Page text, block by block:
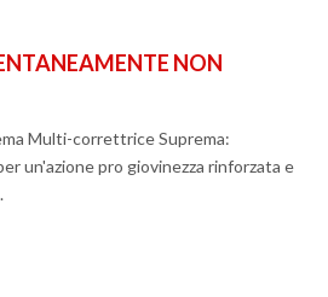
NON
Multi-correttrice Suprema:
un'azione pro giovinezza rinforzata e